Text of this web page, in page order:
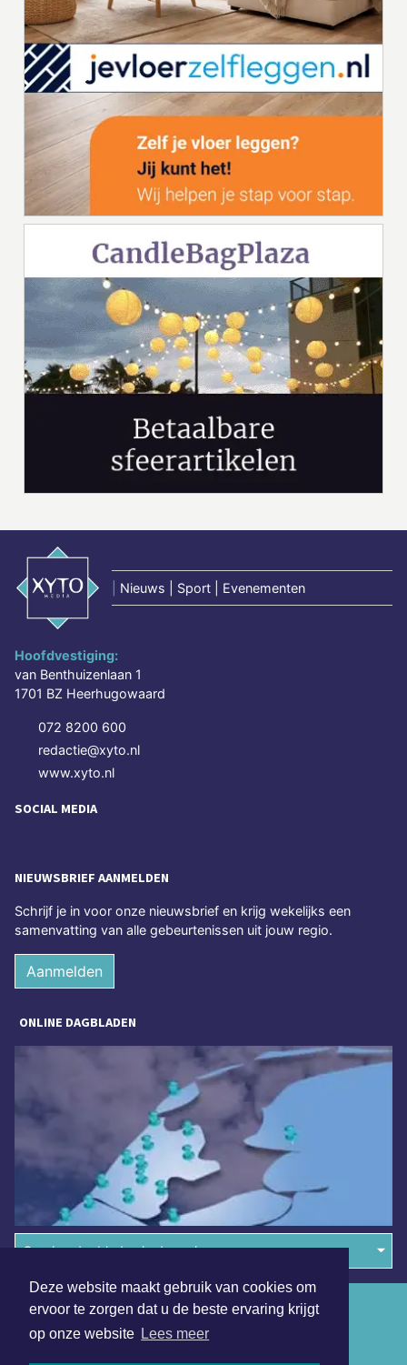
Deze website maakt gebruik van cookies om
ervoor te zorgen dat u de beste ervaring krijgt
op onze website Lees meer
Nieuws | Sport | Evenementen
Hoofdvestiging:
van Benthuizenlaan 1
1701 BZ Heerhugowaard
072 8200 600
redactie@xyto.nl
www.xyto.nl
SOCIAL MEDIA
NIEUWSBRIEF AANMELDEN
Schrijf je in voor onze nieuwsbrief en krijg wekelijks een
samenvatting van alle gebeurtenissen uit jouw regio.
Aanmelden
ONLINE DAGBLADEN
Overige dagbladen in de regio
Algemene voorwaarden
Disclaimer